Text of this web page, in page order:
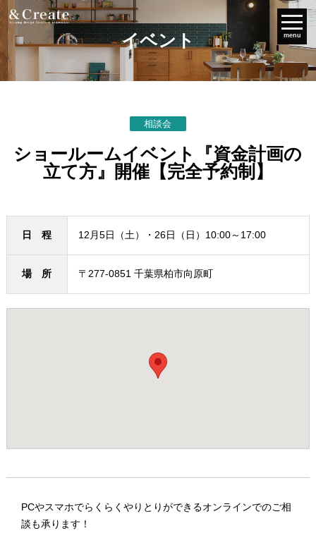
menu
イベント
相談会
ショールームイベント『資金計画の
立て方』開催【完全予約制】
日 程 12月5日（土）・26日（日）10:00～17:00
場 所 〒277-0851 千葉県柏市向原町
PCやスマホでらくらくやりとりができるオンラインでのご相
談も承ります！